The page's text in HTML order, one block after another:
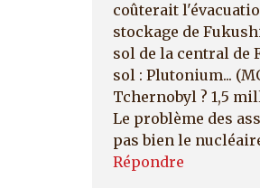
coûterait
stockage de
sol de la central de
sol : Plutonium...
Tchernobyl ? 1,5
Le problème des
pas bien le
Répondre